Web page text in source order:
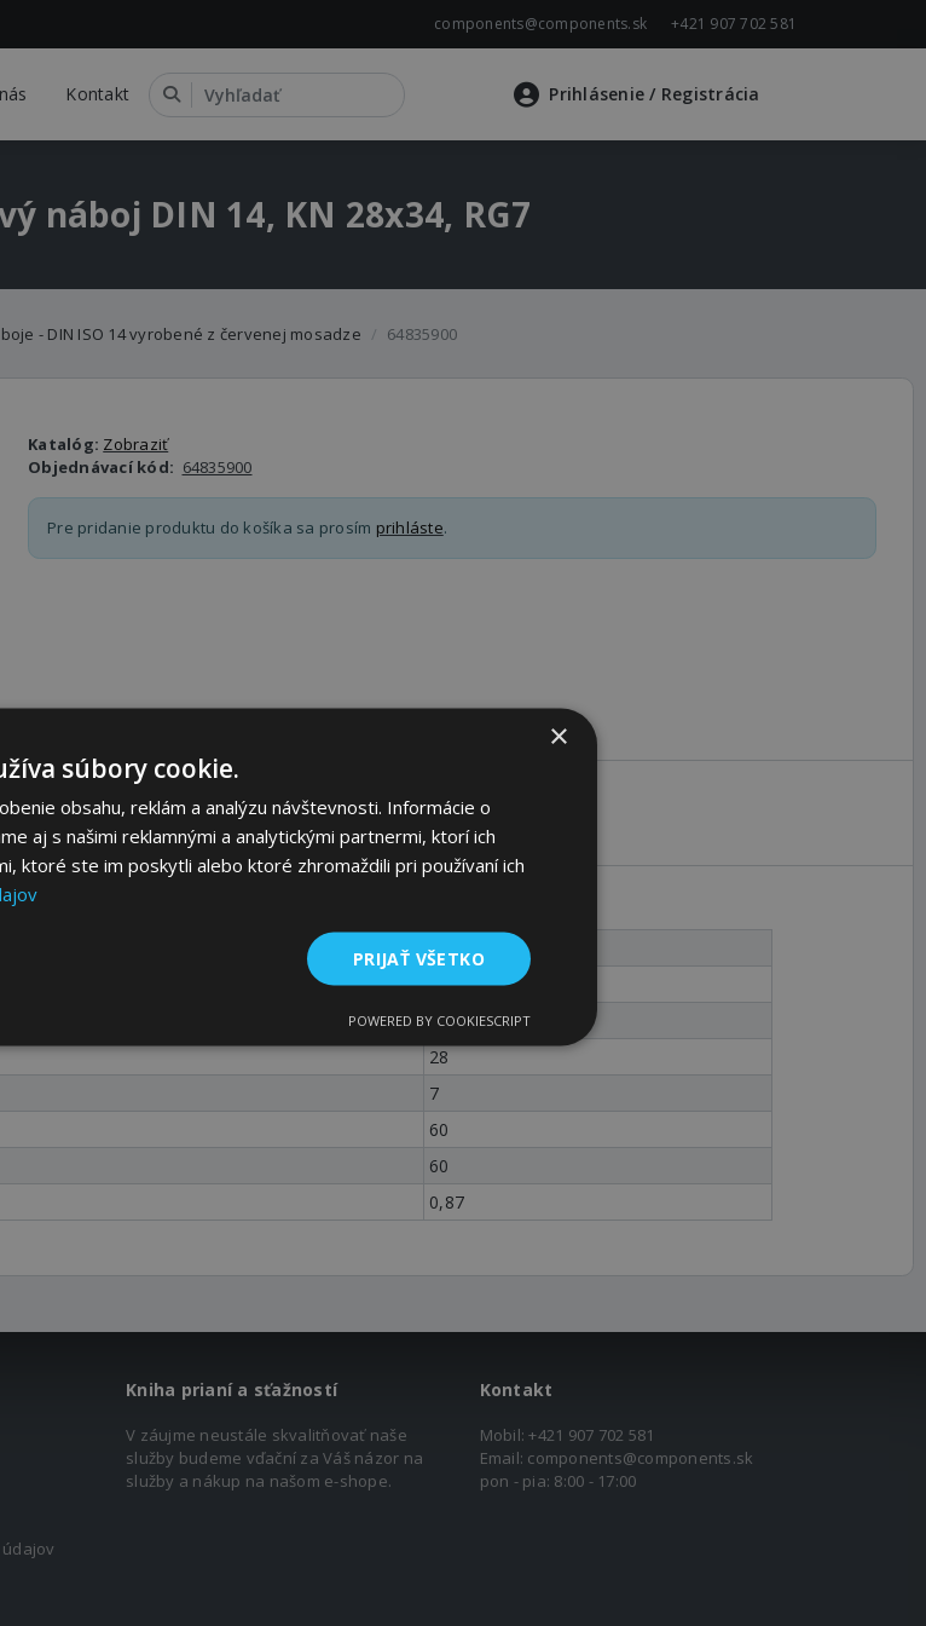
components@components.sk +421 907 702 581
Kontakt Prihlásenie/ Registrácia
náboj DIN 14, KN 28x34, RG7
- DIN ISO 14 vyrobené z červenej mosadze 64835900
Katalóg: Zobraziť
Objednávací kód: 64835900
Pre pridanie produktu do košíka sa prosím prihláste.
Ceny Popis
KN 28 x 34
6
34
28
7
60
60
0,87
Kniha prianí a sťažností
V záujme neustále skvalitňovať naše
služby budeme vďační za Váš názor na
služby a nákup na našom e-shope.
Kontakt
Mobil: +421 907 702 581
Email: components@components.sk
pon - pia: 8:00 - 17:00
×
súbory cookie.
obsahu, reklám a analýzu návštevnosti. Informácie o
aj s našimi reklamnými a analytickými partnermi, ktorí ich
ktoré ste im poskytli alebo ktoré zhromaždili pri používaní ich
PRIJAŤ VŠETKO
POWERED BY COOKIESCRIPT